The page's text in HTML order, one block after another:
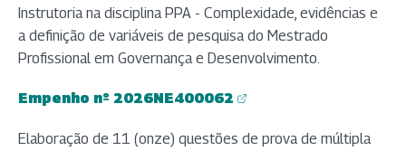
Instrutoria na disciplina PPA - Complexidade, evidências e
a definição de variáveis de pesquisa do Mestrado
Profissional em Governança e Desenvolvimento.
Empenho nº 2026NE400062
(abre em nova aba)
Elaboração de 11 (onze) questões de prova de múltipla